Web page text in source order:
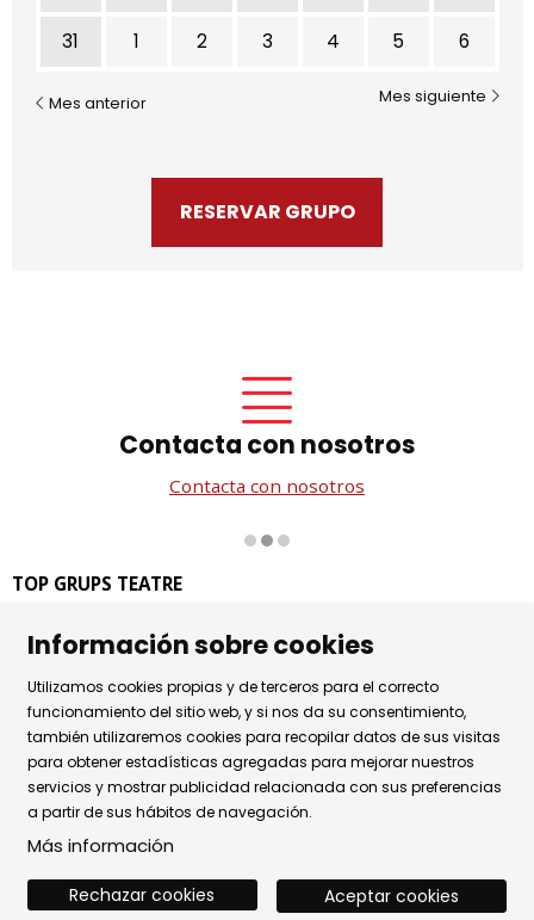
31 1 2 3 4 5 6
Mes anterior Mes siguiente
RESERVAR GRUPO
Contacta con nosotros
Contacta con nosotros
TOP GRUPS TEATRE
08002 Barcelona
Tel. 93 441 39 79
Horario de atención: de lunes a jueves de 9.30h a 17.30h
y viernes de 9.30 a 14.30h.
Sitemap | Aviso Legal | Uso de Cookies
|
Política de privacidad
| Contactar
Información sobre cookies
Utilizamos cookies propias y de terceros para el correcto
funcionamiento del sitio web, y si nos da su consentimiento,
también utilizaremos cookies para recopilar datos de sus visitas
para obtener estadísticas agregadas para mejorar nuestros
servicios y mostrar publicidad relacionada con sus preferencias
a partir de sus hábitos de navegación.
Más información
Aceptar cookies
Rechazar cookies